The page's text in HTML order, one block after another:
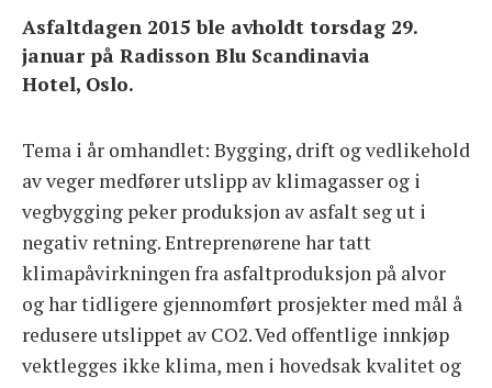
BLI MEDLEM
Asfaltdagen 2015 ble avholdt torsdag 29.
januar på Radisson Blu Scandinavia
Hotel, Oslo.
Tema i år omhandlet: Bygging, drift og vedlikehold
av veger medfører utslipp av klimagasser og i
vegbygging peker produksjon av asfalt seg ut i
negativ retning. Entreprenørene har tatt
klimapåvirkningen fra asfaltproduksjon på alvor
og har tidligere gjennomført prosjekter med mål å
redusere utslippet av CO2. Ved offentlige innkjøp
vektlegges ikke klima, men i hovedsak kvalitet og